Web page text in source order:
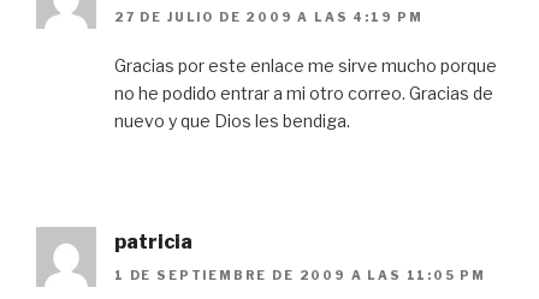
27 DE JULIO DE 2009 A LAS 4:19 PM
Gracias por este enlace me sirve mucho porque
no he podido entrar a mi otro correo. Gracias de
nuevo y que Dios les bendiga.
patricia
1 DE SEPTIEMBRE DE 2009 A LAS 11:05 PM